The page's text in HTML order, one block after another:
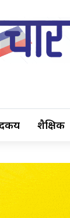
शैक्षिक